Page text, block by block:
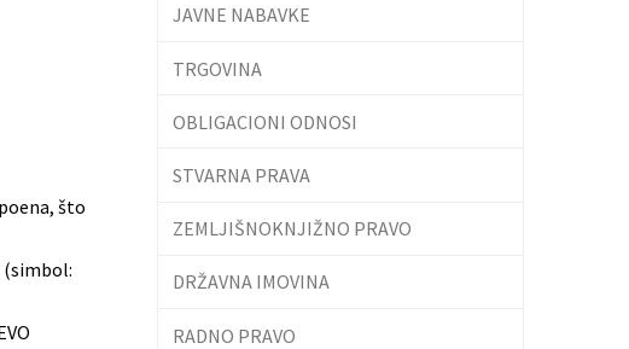
što
(simbol:
JAVNE NABAVKE
TRGOVINA
OBLIGACIONI ODNOSI
STVARNA PRAVA
ZEMLJIŠNOKNJIŽNO PRAVO
DRŽAVNA IMOVINA
RADNO PRAVO